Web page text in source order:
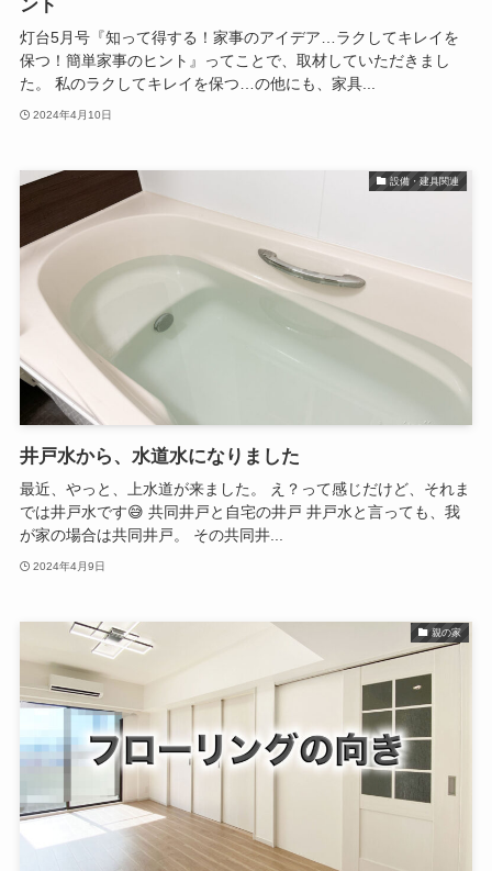
ント
灯台5月号『知って得する！家事のアイデア…ラクしてキレイを
保つ！簡単家事のヒント』ってことで、取材していただきまし
た。 私のラクしてキレイを保つ…の他にも、家具...
2024年4月10日
設備・建具関連
井戸水から、水道水になりました
最近、やっと、上水道が来ました。 え？って感じだけど、それま
では井戸水です😅 共同井戸と自宅の井戸 井戸水と言っても、我
が家の場合は共同井戸。 その共同井...
2024年4月9日
親の家